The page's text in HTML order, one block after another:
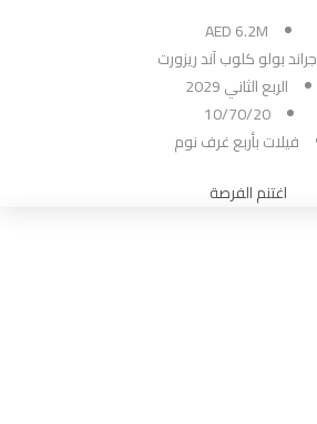
AED 6.2M
جراند بولو كلوب آند ريزورت
الربع الثاني 2029
10/70/20
فيلات بأربع غرف نوم
اغتنم الفرصة